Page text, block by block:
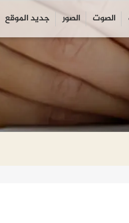
الصوت الصور جديد الموقع